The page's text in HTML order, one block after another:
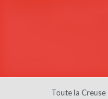
Toute la Creuse